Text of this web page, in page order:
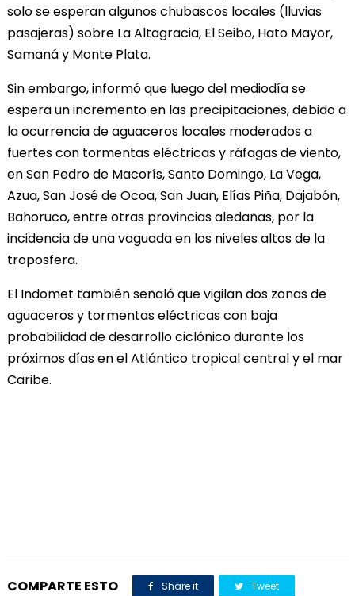
solo se esperan algunos chubascos locales (lluvias
pasajeras) sobre La Altagracia, El Seibo, Hato Mayor,
Samaná y Monte Plata.
Sin embargo, informó que luego del mediodía se
espera un incremento en las precipitaciones, debido a
la ocurrencia de aguaceros locales moderados a
fuertes con tormentas eléctricas y ráfagas de viento,
en San Pedro de Macorís, Santo Domingo, La Vega,
Azua, San José de Ocoa, San Juan, Elías Piña, Dajabón,
Bahoruco, entre otras provincias aledañas, por la
incidencia de una vaguada en los niveles altos de la
troposfera.
El Indomet también señaló que vigilan dos zonas de
aguaceros y tormentas eléctricas con baja
probabilidad de desarrollo ciclónico durante los
próximos días en el Atlántico tropical central y el mar
Caribe.
COMPARTE ESTO Share it Tweet